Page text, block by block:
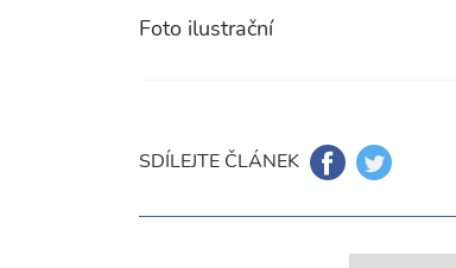
Foto ilustrační
SDÍLEJTE ČLÁNEK